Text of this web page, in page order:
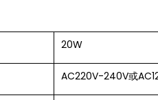
20W
AC220V-240V或